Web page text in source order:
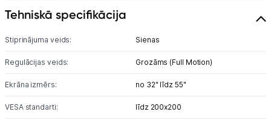
Piegāde un apmaksa
Tehnikas izvešana
Tet pakalpojumi
Tehniskā specifikācija
Stiprinājuma veids: Sienas
Regulācijas veids: Grozāms (Full Motion)
Ekrāna izmērs: no 32" līdz 55"
VESA standarti: līdz 200x200